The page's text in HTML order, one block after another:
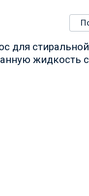
для
жидкость
вполне